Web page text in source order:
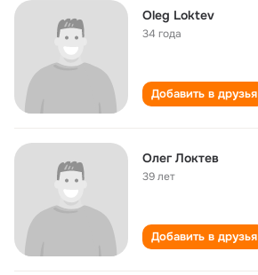
Oleg Loktev
34 года
Добавить в друзья
Олег Локтев
39 лет
Добавить в друзья